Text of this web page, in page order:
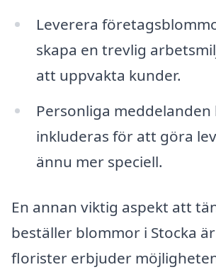
Leverera
skapa en trevlig
att uppvakta kunder.
Personliga meddelanden
inkluderas för att göra
ännu mer speciell.
En annan viktig aspekt att
beställer blommor i Stocka
florister erbjuder